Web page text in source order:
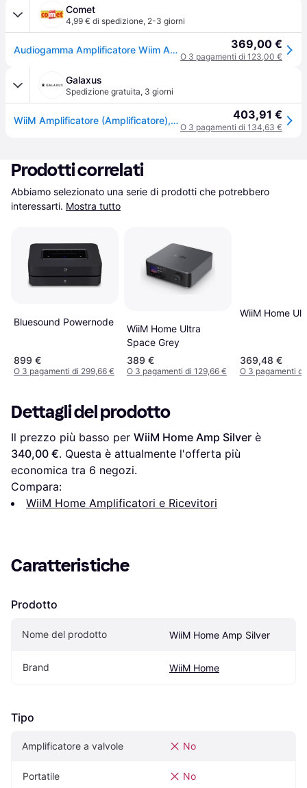
Comet
4,99 € di spedizione, 2-3 giorni
Audiogamma Amplificatore Wiim Amp Silver 369,00 €
O 3 pagamenti di 123,00 €
Galaxus
Spedizione gratuita, 3 giorni
WiiM Amplificatore (Amplificatore), Amplificatore stereo, Argento 403,91 €
O 3 pagamenti di 134,63 €
Prodotti correlati
Abbiamo selezionato una serie di prodotti che potrebbero
interessarti. Mostra tutto
Bluesound Powernode
899 €
O 3 pagamenti di 299,66 €
WiiM Home Ultra
Space Grey
389 €
O 3 pagamenti di 129,66 €
WiiM Home
369,48 €
O 3 pagamenti di
Dettagli del prodotto
Il prezzo più basso per WiiM Home Amp Silver
340,00 €. Questa è attualmente l'offerta più
economica tra 6 negozi.
Compara:
WiiM Home Amplificatori e Ricevitori
Caratteristiche
Prodotto
Nome del prodotto WiiM Home Amp Silver
Brand WiiM Home
Tipo
Amplificatore a valvole No
Portatile No